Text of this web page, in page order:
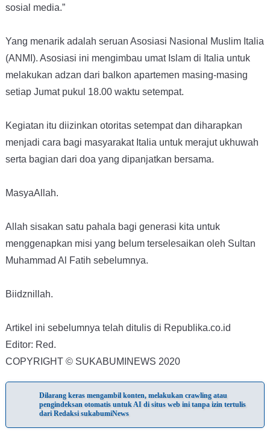
sosial media.”
Yang menarik adalah seruan Asosiasi Nasional Muslim Italia
(ANMI). Asosiasi ini mengimbau umat Islam di Italia untuk
melakukan adzan dari balkon apartemen masing-masing
setiap Jumat pukul 18.00 waktu setempat.
Kegiatan itu diizinkan otoritas setempat dan diharapkan
menjadi cara bagi masyarakat Italia untuk merajut ukhuwah
serta bagian dari doa yang dipanjatkan bersama.
MasyaAllah.
Allah sisakan satu pahala bagi generasi kita untuk
menggenapkan misi yang belum terselesaikan oleh Sultan
Muhammad Al Fatih sebelumnya.
Biidznillah.
Artikel ini sebelumnya telah ditulis di Republika.co.id
Editor: Red.
COPYRIGHT © SUKABUMINEWS 2020
Dilarang keras mengambil konten, melakukan crawling atau
pengindeksan otomatis untuk AI di situs web ini tanpa izin tertulis
dari Redaksi sukabumiNews